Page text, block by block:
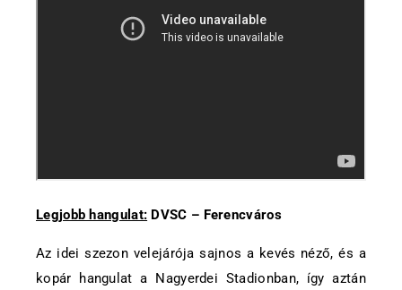
Legjobb hangulat: DVSC – Ferencváros
Az idei szezon velejárója sajnos a kevés néző, és a
kopár hangulat a Nagyerdei Stadionban, így aztán